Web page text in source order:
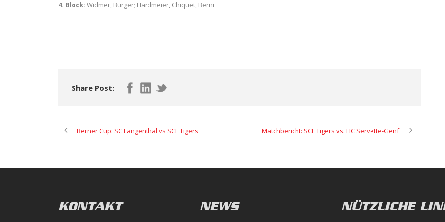
4. Block: Widmer, Burger; Hardmeier, Chiquet, Berni
Share Post:
Berner Cup: SC Langenthal vs SCL Tigers Matchbericht: SCL Tigers vs. HC Servette-Genf
KONTAKT NEWS NÜTZLICHE